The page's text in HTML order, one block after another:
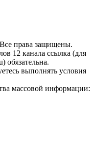
права защищены.
12 канала ссылка (для
обязательна.
выполнять условия
массовой информации: